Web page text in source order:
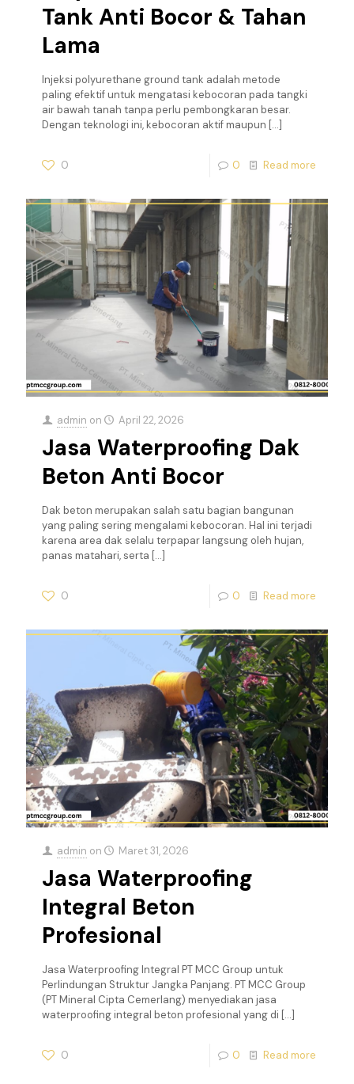
Tank Anti Bocor & Tahan
Lama
Injeksi polyurethane ground tank adalah metode
paling efektif untuk mengatasi kebocoran pada tangki
air bawah tanah tanpa perlu pembongkaran besar.
Dengan teknologi ini, kebocoran aktif maupun […]
0 0 Read more
admin on April 22, 2026
Jasa Waterproofing Dak
Beton Anti Bocor
Dak beton merupakan salah satu bagian bangunan
yang paling sering mengalami kebocoran. Hal ini terjadi
karena area dak selalu terpapar langsung oleh hujan,
panas matahari, serta […]
0 0 Read more
admin on Maret 31, 2026
Jasa Waterproofing
Integral Beton
Profesional
Jasa Waterproofing Integral PT MCC Group untuk
Perlindungan Struktur Jangka Panjang. PT MCC Group
(PT Mineral Cipta Cemerlang) menyediakan jasa
waterproofing integral beton profesional yang di […]
0 0 Read more